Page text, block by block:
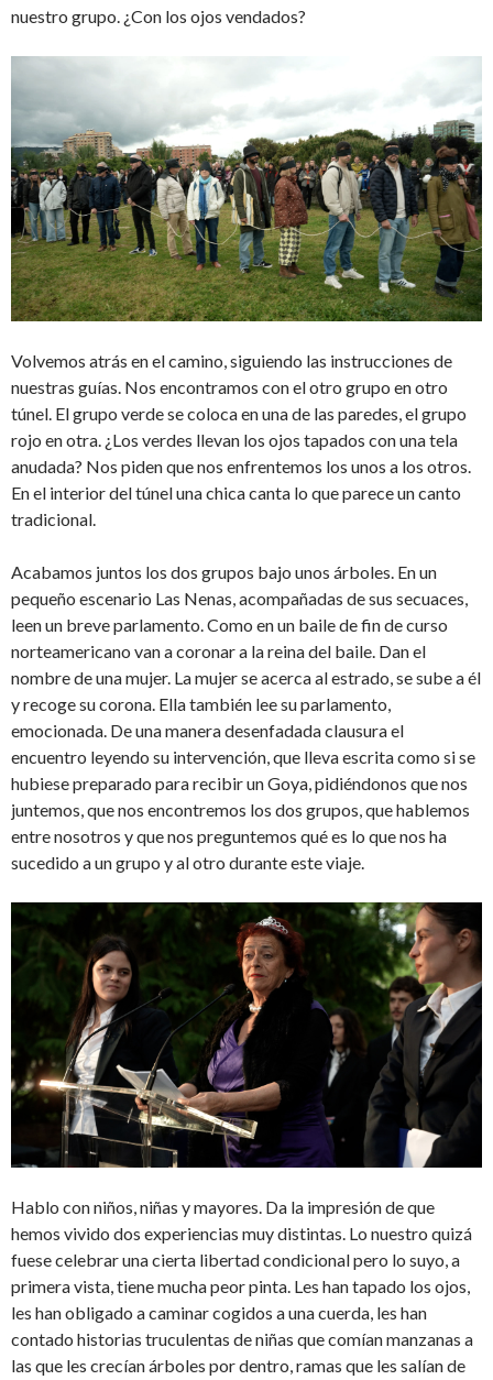
nuestro grupo. ¿Con los ojos vendados?
Volvemos atrás en el camino, siguiendo las instrucciones de
nuestras guías. Nos encontramos con el otro grupo en otro
túnel. El grupo verde se coloca en una de las paredes, el grupo
rojo en otra. ¿Los verdes llevan los ojos tapados con una tela
anudada? Nos piden que nos enfrentemos los unos a los otros.
En el interior del túnel una chica canta lo que parece un canto
tradicional.
Acabamos juntos los dos grupos bajo unos árboles. En un
pequeño escenario Las Nenas, acompañadas de sus secuaces,
leen un breve parlamento. Como en un baile de fin de curso
norteamericano van a coronar a la reina del baile. Dan el
nombre de una mujer. La mujer se acerca al estrado, se sube a él
y recoge su corona. Ella también lee su parlamento,
emocionada. De una manera desenfadada clausura el
encuentro leyendo su intervención, que lleva escrita como si se
hubiese preparado para recibir un Goya, pidiéndonos que nos
juntemos, que nos encontremos los dos grupos, que hablemos
entre nosotros y que nos preguntemos qué es lo que nos ha
sucedido a un grupo y al otro durante este viaje.
Hablo con niños, niñas y mayores. Da la impresión de que
hemos vivido dos experiencias muy distintas. Lo nuestro quizá
fuese celebrar una cierta libertad condicional pero lo suyo, a
primera vista, tiene mucha peor pinta. Les han tapado los ojos,
les han obligado a caminar cogidos a una cuerda, les han
contado historias truculentas de niñas que comían manzanas a
las que les crecían árboles por dentro, ramas que les salían de